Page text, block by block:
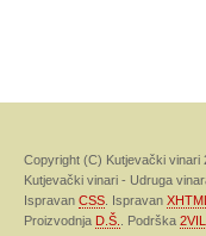
Copyright (C) Kutjevački vinari
Kutjevački vinari - Udruga
Ispravan CSS . Ispravan
Proizvodnja D.Š. . Podrška